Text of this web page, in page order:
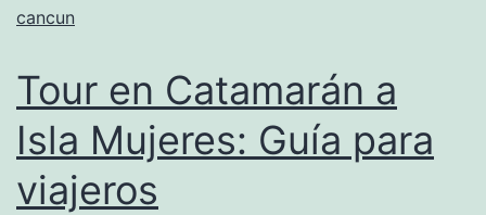
cancun
Tour en Catamarán a
Isla Mujeres: Guía para
viajeros